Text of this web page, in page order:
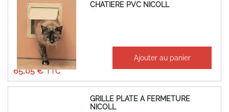
CHATIERE PVC NICOLL
À partir de
65,05 €
54,21 € Ajouter au panier
GRILLE PLATE A FERMETURE
NICOLL